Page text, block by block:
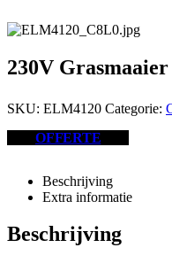
230V Grasmaaier
SKU: ELM4120 Categorie:
OFFERTE
Beschrijving
Extra informatie
Beschrijving